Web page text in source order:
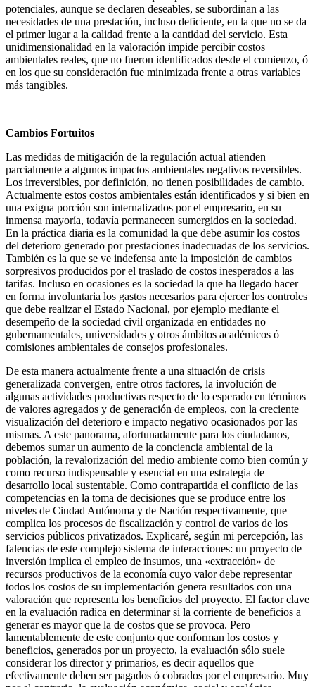
potenciales, aunque se declaren deseables, se subordinan a las
necesidades de una prestación, incluso deficiente, en la que no se da
el primer lugar a la calidad frente a la cantidad del servicio. Esta
unidimensionalidad en la valoración impide percibir costos
ambientales reales, que no fueron identificados desde el comienzo, ó
en los que su consideración fue minimizada frente a otras variables
más tangibles.
Cambios Fortuitos
Las medidas de mitigación de la regulación actual atienden
parcialmente a algunos impactos ambientales negativos reversibles.
Los irreversibles, por definición, no tienen posibilidades de cambio.
Actualmente estos costos ambientales están identificados y si bien en
una exigua porción son internalizados por el empresario, en su
inmensa mayoría, todavía permanecen sumergidos en la sociedad.
En la práctica diaria es la comunidad la que debe asumir los costos
del deterioro generado por prestaciones inadecuadas de los servicios.
También es la que se ve indefensa ante la imposición de cambios
sorpresivos producidos por el traslado de costos inesperados a las
tarifas. Incluso en ocasiones es la sociedad la que ha llegado hacer
en forma involuntaria los gastos necesarios para ejercer los controles
que debe realizar el Estado Nacional, por ejemplo mediante el
desempeño de la sociedad civil organizada en entidades no
gubernamentales, universidades y otros ámbitos académicos ó
comisiones ambientales de consejos profesionales.
De esta manera actualmente frente a una situación de crisis
generalizada convergen, entre otros factores, la involución de
algunas actividades productivas respecto de lo esperado en términos
de valores agregados y de generación de empleos, con la creciente
visualización del deterioro e impacto negativo ocasionados por las
mismas. A este panorama, afortunadamente para los ciudadanos,
debemos sumar un aumento de la conciencia ambiental de la
población, la revalorización del medio ambiente como bien común y
como recurso indispensable y esencial en una estrategia de
desarrollo local sustentable. Como contrapartida el conflicto de las
competencias en la toma de decisiones que se produce entre los
niveles de Ciudad Autónoma y de Nación respectivamente, que
complica los procesos de fiscalización y control de varios de los
servicios públicos privatizados. Explicaré, según mi percepción, las
falencias de este complejo sistema de interacciones: un proyecto de
inversión implica el empleo de insumos, una «extracción» de
recursos productivos de la economía cuyo valor debe representar
todos los costos de su implementación genera resultados con una
valoración que representa los beneficios del proyecto. El factor clave
en la evaluación radica en determinar si la corriente de beneficios a
generar es mayor que la de costos que se provoca. Pero
lamentablemente de este conjunto que conforman los costos y
beneficios, generados por un proyecto, la evaluación sólo suele
considerar los director y primarios, es decir aquellos que
efectivamente deben ser pagados ó cobrados por el empresario. Muy